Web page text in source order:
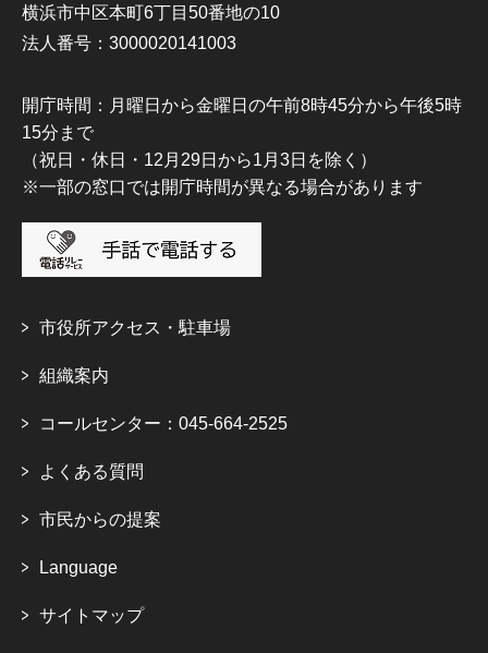
横浜市中区本町6丁目50番地の10
法人番号：3000020141003
開庁時間：月曜日から金曜日の午前8時45分から午後5時
15分まで
（祝日・休日・12月29日から1月3日を除く）
※一部の窓口では開庁時間が異なる場合があります
市役所アクセス・駐車場
組織案内
コールセンター：045-664-2525
よくある質問
市民からの提案
Language
サイトマップ